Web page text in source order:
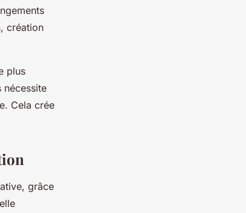
création
plus
nécessite
Cela crée
grâce